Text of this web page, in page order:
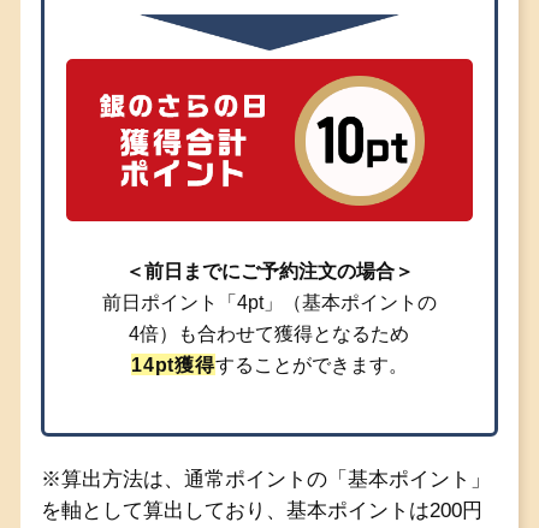
＜前日までにご予約注文の場合＞
前日ポイント「4pt」（基本ポイントの
4倍）も合わせて獲得となるため
14pt獲得することができます。
※算出方法は、通常ポイントの「基本ポイント」
を軸として算出しており、基本ポイントは200円